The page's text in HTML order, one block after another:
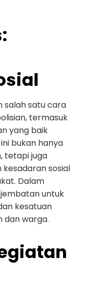
salah satu cara
termasuk
yang baik
bukan hanya
tetapi juga
sosial
Dalam
untuk
kesatuan
dan warga.